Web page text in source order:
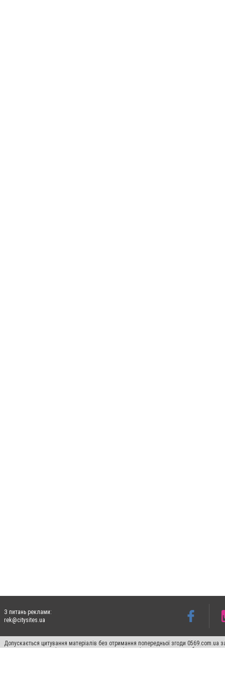
З питань реклами:
rek@citysites.ua
Допускається цитування матеріалів без отримання попередньої згоди
пошукових систем гіперпосилання на цитовані статті не нижче другого абзацу в